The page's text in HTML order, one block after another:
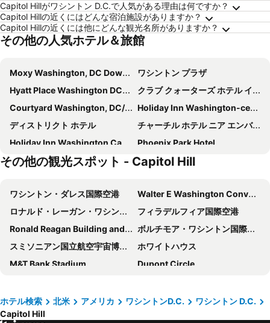
Capitol Hillがワシントン D.C.で人気がある理由は何ですか？
Capitol Hillの近くにはどんな宿泊施設がありますか？
Capitol Hillの近くには他にどんな観光名所がありますか？
その他の人気ホテル＆旅館
Moxy Washington, DC Downtown
ワシントン プラザ
Hyatt Place Washington DC/US Capitol
クラブ クォーターズ ホテル イン ワシントン DC
Courtyard Washington, DC/U.S. Capitol
Holiday Inn Washington-central/white House By Ihg
ディストリクト ホテル
チャーチル ホテル ニア エンバシー ロウ
Holiday Inn Washington Capitol - Natl Mall By Ihg
Phoenix Park Hotel
Courtyard by Marriott Washington Downtown/Convention Center
Hamilton Hotel - Washington DC
ソフィテル ワシントン DC ラファイエット スクエア
Comfort Inn Downtown DC/Convention Center
アーリントン コート スイーツ クラリオン コレクション ホテル
Hotel Rendale Washington DC
Days Inn by Wyndham Washington DC/Connecticut Avenue
ザ メルローズ ジョージタウン ホテル
ダブルツリー バイ ヒルトン ワシントン DC - クリスタル シティ
Hilton Garden Inn Washington DC/U.S. Capitol
Motto by Hilton Washington DC Downtown
JW Marriott Washington, DC
The Beacon at Embassy Row
シェラトン ペンタゴン シティ ホテル
ウィンザー イン
その他の観光スポット - Capitol Hill
ワシントン・ダレス国際空港
Walter E Washington Convention Center
ロナルド・レーガン・ワシントン・ナショナル空港
フィラデルフィア国際空港
Ronald Reagan Building and International Trade Center
ボルチモア・ワシントン国際空港
スミソニアン国立航空宇宙博物館
ホワイトハウス
M&T Bank Stadium
Dupont Circle
Union Station
Inner Harbor
City Hall
ホテル検索 北米 アメリカ ワシントンD.C.
ワシントン D.C.
Capitol Hill